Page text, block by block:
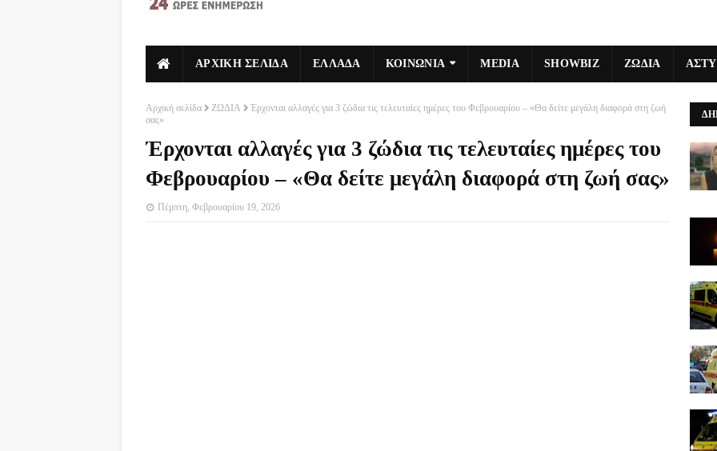
ΑΡΧΙΚΗ ΣΕΛΙΔΑ ΕΛΛΑΔΑ ΚΟΙΝΩΝΙΑ MEDIA SHOWBIZ ΖΩΔΙΑ
Αρχική σελίδα ΖΩΔΙΑ
Έρχονται αλλαγές για 3 ζώδια τις τελευταίες ημέρες του Φεβρουαρίου – «Θα δείτε μεγάλη διαφορά στη ζωή
σας»
Έρχονται αλλαγές για 3 ζώδια τις τελευταίες ημέρες του
Φεβρουαρίου – «Θα δείτε μεγάλη διαφορά στη ζωή σας»
Πέμπτη, Φεβρουαρίου 19, 2026